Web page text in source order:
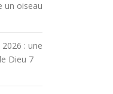
un oiseau
: une
Dieu 7